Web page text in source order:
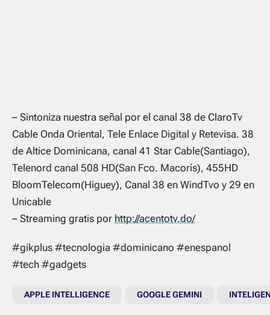
– Sintoniza nuestra señal por el canal 38 de ClaroTv
Cable Onda Oriental, Tele Enlace Digital y Retevisa. 38
de Altice Dominicana, canal 41 Star Cable(Santiago),
Telenord canal 508 HD(San Fco. Macorís), 455HD
BloomTelecom(Higuey), Canal 38 en WindTvo y 29 en
Unicable
– Streaming gratis por http://acentotv.do/
#gikplus #tecnologia #dominicano #enespanol
#tech #gadgets
APPLE INTELLIGENCE GOOGLE GEMINI